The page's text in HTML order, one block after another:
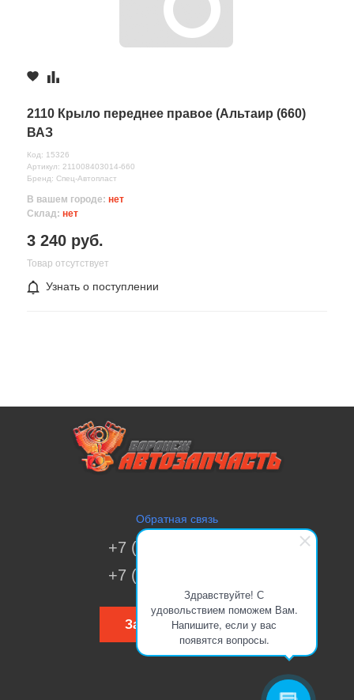
Здравствуйте! С
удовольствием поможем Вам.
Напишите, если у вас
появятся вопросы.
2110 Крыло переднее правое (Альтаир (660)
ВАЗ
Код: 15326
Артикул: 211008403014-660
Бренд: Спец-Автопласт
В вашем городе: нет
Склад: нет
3 240 руб.
Товар отсутствует
Узнать о поступлении
Обратная связь
+7 (473) 269-41-51
+7 (473) 200-70-00
Заказать звонок